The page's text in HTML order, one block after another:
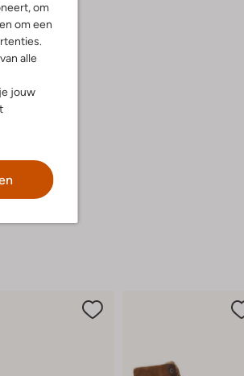
om
om een
alle
jouw